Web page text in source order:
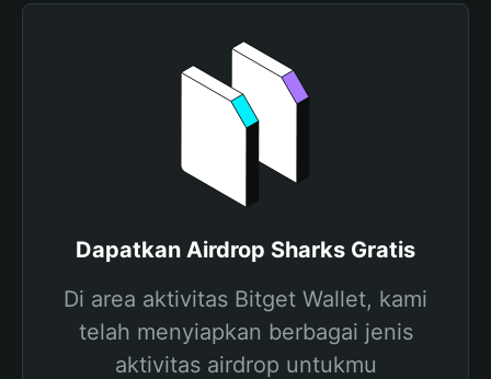
Dapatkan Airdrop Sharks Gratis
Di area aktivitas Bitget Wallet, kami
telah menyiapkan berbagai jenis
aktivitas airdrop untukmu